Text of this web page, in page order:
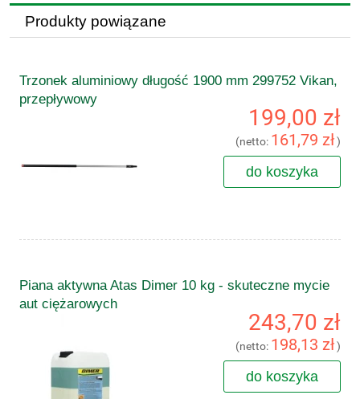
Produkty powiązane
Trzonek aluminiowy długość 1900 mm 299752 Vikan,
przepływowy
199,00 zł
(netto: 161,79 zł)
do koszyka
Piana aktywna Atas Dimer 10 kg - skuteczne mycie
aut ciężarowych
243,70 zł
(netto: 198,13 zł)
do koszyka